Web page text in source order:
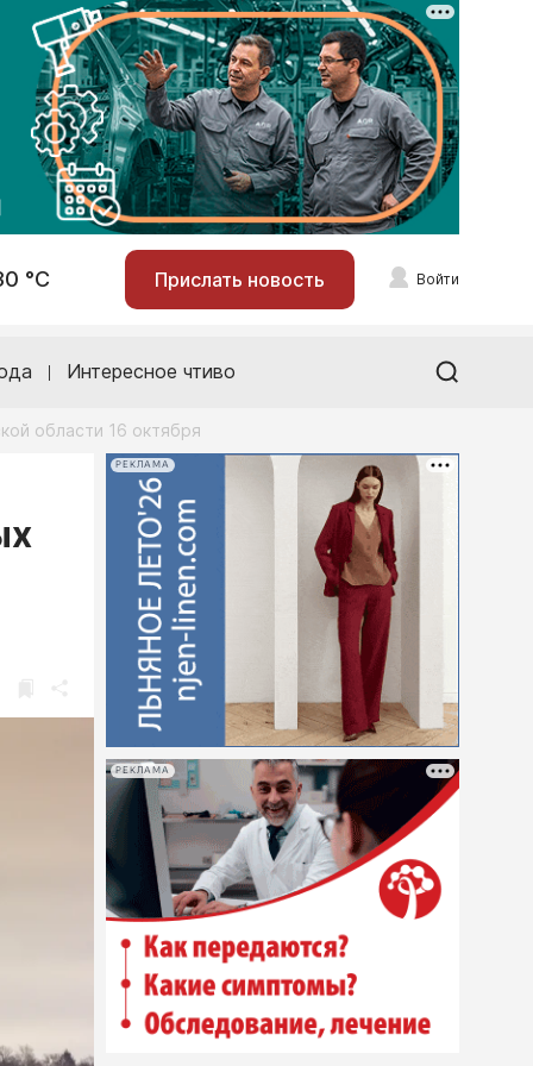
°С Прислать новость Войти
Интересное чтиво
области 16 октября
РЕКЛАМА
РЕКЛАМА